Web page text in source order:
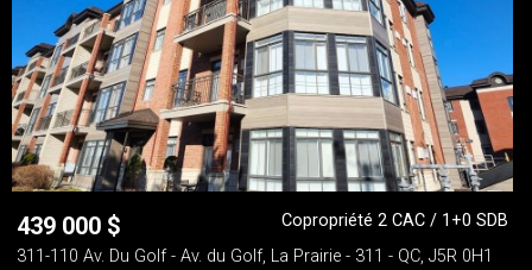
439 000 $
Copropriété 2 CAC / 1+0 SDB
311-110 Av. Du Golf - Av. du Golf, La Prairie - 311 - QC, J5R 0H1